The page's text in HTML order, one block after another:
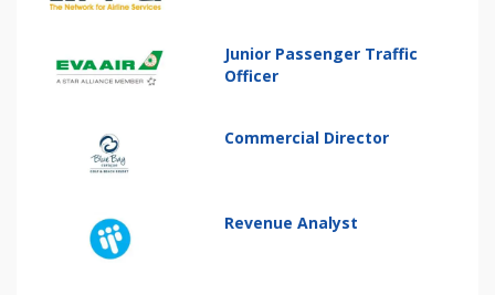
Junior Passenger Traffic
Officer
Commercial Director
Revenue Analyst